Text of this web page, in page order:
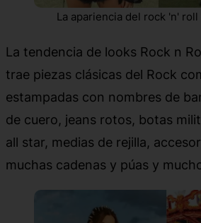
La apariencia del rock 'n'
La tendencia de looks Rock n
trae piezas clásicas del Rock
estampadas con nombres de
de cuero, jeans rotos, botas
all star, medias de rejilla,
muchas cadenas y púas y